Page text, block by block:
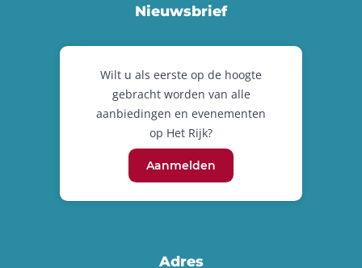
Nieuwsbrief
Wilt u als eerste op de hoogte
gebracht worden van alle
aanbiedingen en evenementen
op Het Rijk?
Aanmelden
Adres